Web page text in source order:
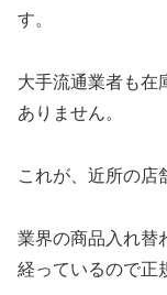
す。
大手流通業者も在
ありません。
これが、近所の店
業界の商品入れ替
経っているので正